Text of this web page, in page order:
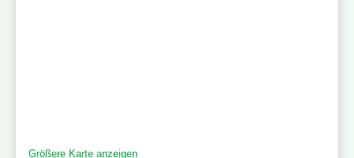
Größere Karte anzeigen